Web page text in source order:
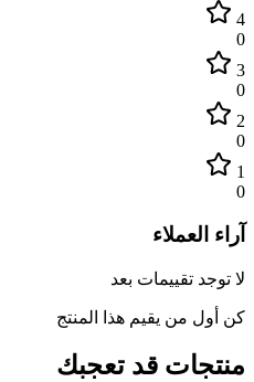
4
0
3
0
2
0
1
0
آراء العملاء
لا توجد تقييمات بعد
كن أول من يقيم هذا المنتج
منتجات قد تعجبك